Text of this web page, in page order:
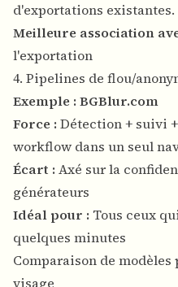
d'exportations existantes.
Meilleure association
l'exportation
4. Pipelines de flou/
Exemple : BGBlur.com
Force : Détection + suivi
workflow dans un seul
Écart : Axé sur la
générateurs
Idéal pour : Tous ceux
quelques minutes
Comparaison de
visage